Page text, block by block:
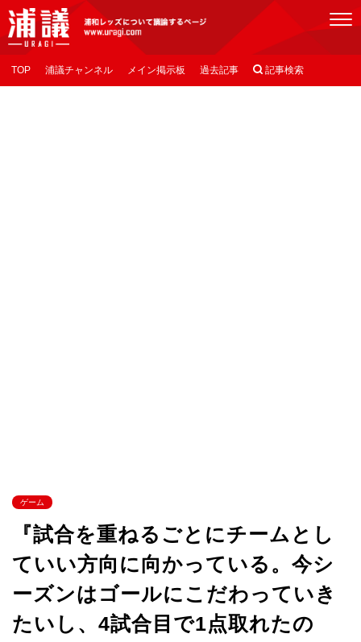
[浦議]浦和レッズについて議論するページ
TOP 浦議チャンネル メイン掲示板 過去記事  記事検索
ゲーム
『試合を重ねるごとにチームとし
ていい方向に向かっている。今シ
ーズンはゴールにこだわっていき
たいし、4試合目で1点取れたの